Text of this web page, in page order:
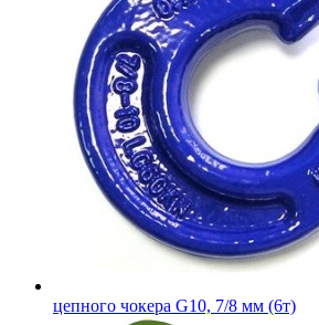
цепного чокера G10, 7/8 мм (6т)